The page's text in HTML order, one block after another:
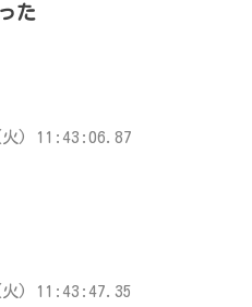
た
) 11:43:06.87
) 11:43:47.35